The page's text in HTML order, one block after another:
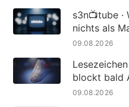
s3n📺tube ·
nichts als
09.08.2026
blockt bald
09.08.2026